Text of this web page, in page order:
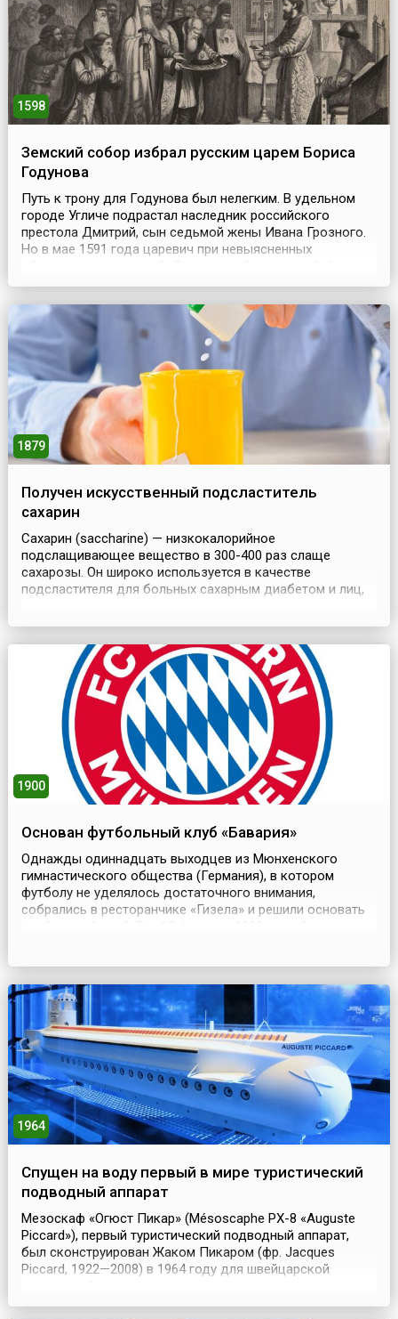
1598
Земский собор избрал русским царем Бориса
Годунова
Путь к трону для Годунова был нелегким. В удельном
городе Угличе подрастал наследник российского
престола Дмитрий, сын седьмой жены Ивана Грозного.
Но в мае 1591 года царевич при невыясненных
Бориса Годунова, ведь Дмитрий был прямым
нему.Зимой 1598 года Федор Иоаннович умер, и
мужская линия ...
1879
Получен искусственный подсластитель
сахарин
Сахарин (saccharine) — низкокалорийное
подслащивающее вещество в 300-400 раз слаще
сахарозы. Он широко используется в качестве
подсластителя для больных сахарным диабетом и лиц,
калорий. При нагревании сахарин разрушается, поэтому
было открыто случайно 27 февраля 1879 года при
исследовании окисления 2...
1900
Основан футбольный клуб «Бавария»
Однажды одиннадцать выходцев из Мюнхенского
гимнастического общества (Германия), в котором
футболу не уделялось достаточного внимания,
собрались в ресторанчике «Гизела» и решили основать
себе грядущую...
1964
Спущен на воду первый в мире туристический
подводный аппарат
Мезоскаф «Огюст Пикар» (Mésoscaphe PX-8 «Auguste
Piccard»), первый туристический подводный аппарат,
был сконструирован Жаком Пикаром (фр. Jacques
Piccard, 1922—2008) в 1964 году для швейцарской
выдающегося швейцарского учёного Огюста Пикара